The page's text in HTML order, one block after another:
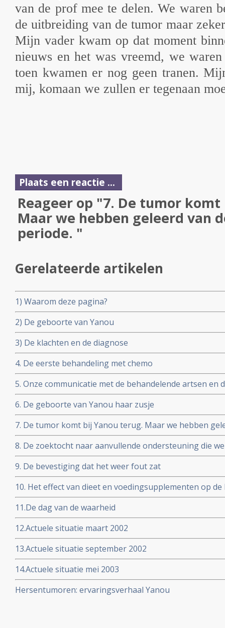
van de prof mee te delen. We waren
de uitbreiding van de tumor maar
Mijn vader kwam op dat moment
nieuws en het was vreemd, we
toen kwamen er nog geen tranen.
mij, komaan we zullen er tegenaan
Plaats een reactie ...
Reageer op "7. De tumor
Maar we hebben geleerd van
periode. "
Gerelateerde artikelen
1) Waarom deze pagina?
2) De geboorte van Yanou
3) De klachten en de diagnose
4. De eerste behandeling met chemo
5. Onze communicatie met de behandelende artsen en
het verloop ervan
6. De geboorte van Yanou haar zusje
7. De tumor komt bij Yanou terug. Maar we hebben
8. De zoektocht naar aanvullende ondersteuning die
supplementen
9. De bevestiging dat het weer fout zat
10. Het effect van dieet en voedingsupplementen op
en de reactie van de behandelende artsen.
11.De dag van de waarheid
12.Actuele situatie maart 2002
13.Actuele situatie september 2002
14.Actuele situatie mei 2003
Hersentumoren: ervaringsverhaal Yanou